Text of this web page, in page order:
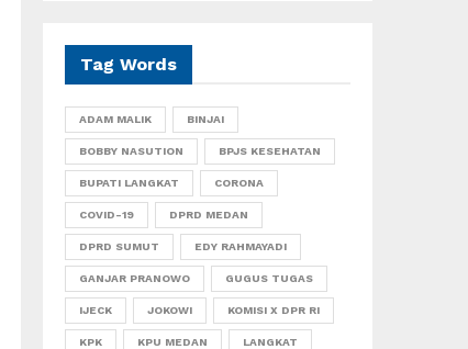
Tag Words
ADAM MALIK BINJAI
BOBBY NASUTION BPJS KESEHATAN
BUPATI LANGKAT CORONA
COVID-19 DPRD MEDAN
DPRD SUMUT EDY RAHMAYADI
GANJAR PRANOWO GUGUS TUGAS
IJECK JOKOWI KOMISI X DPR RI
KPK KPU MEDAN LANGKAT